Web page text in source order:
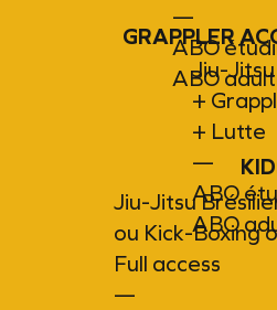
—
ABO
ABO
GRAPPLER
Jiu-
+
+ Lutte
—
ABO
ABO
Jiu-Jitsu
ou Kick-Boxing
Full access
—